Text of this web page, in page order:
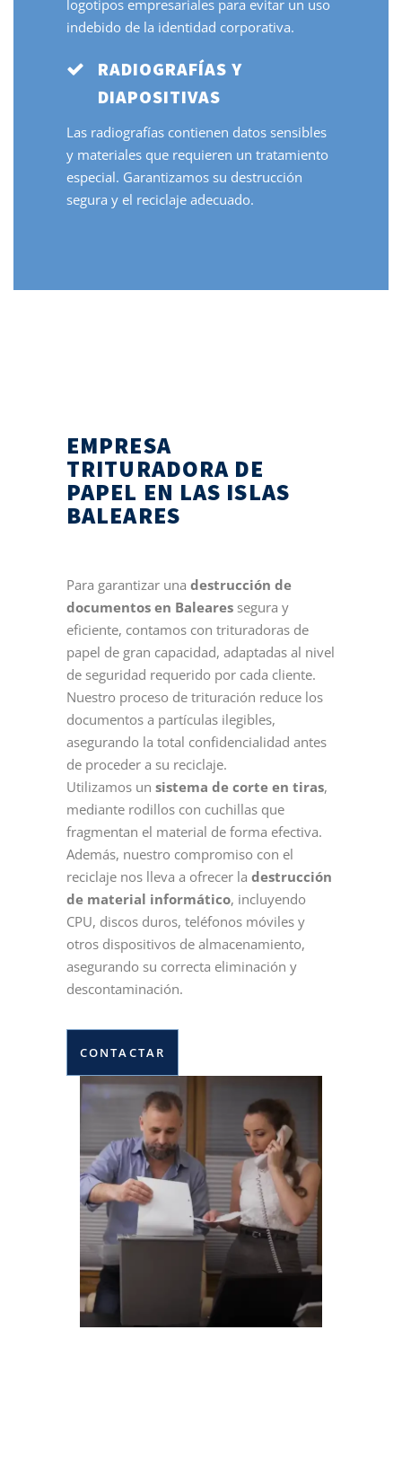
logotipos empresariales para evitar un uso
indebido de la identidad corporativa.
RADIOGRAFÍAS Y
DIAPOSITIVAS
Las radiografías contienen datos sensibles
y materiales que requieren un tratamiento
especial. Garantizamos su destrucción
segura y el reciclaje adecuado.
EMPRESA
TRITURADORA DE
PAPEL EN LAS ISLAS
BALEARES
Para garantizar una destrucción de
documentos en Baleares segura y
eficiente, contamos con trituradoras de
papel de gran capacidad, adaptadas al nivel
de seguridad requerido por cada cliente.
Nuestro proceso de trituración reduce los
documentos a partículas ilegibles,
asegurando la total confidencialidad antes
de proceder a su reciclaje.
Utilizamos un sistema de corte en tiras,
mediante rodillos con cuchillas que
fragmentan el material de forma efectiva.
Además, nuestro compromiso con el
reciclaje nos lleva a ofrecer la destrucción
de material informático, incluyendo
CPU, discos duros, teléfonos móviles y
otros dispositivos de almacenamiento,
asegurando su correcta eliminación y
descontaminación.
CONTACTAR